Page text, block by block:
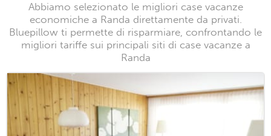
Abbiamo selezionato le migliori case vacanze
economiche a Randa direttamente da privati.
Bluepillow ti permette di risparmiare, confrontando le
migliori tariffe sui principali siti di case vacanze a
Randa